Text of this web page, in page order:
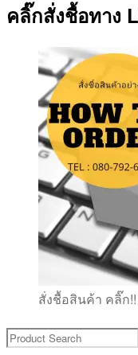
คลิ๊กสั่งชื้อทาง
สั่งชื้อสินค้า คลิ๊ก